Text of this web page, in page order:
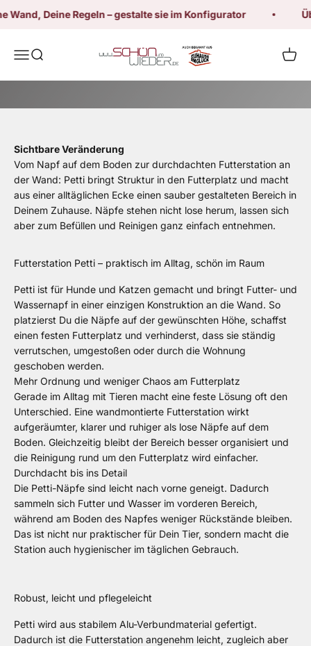
Deine Regeln – gestalte sie im Konfigurator
MenüSuche Schön und Wieder
Jetzt gestalten
Sichtbare Veränderung
Vom Napf auf dem Boden zur durchdachten Futterstation an
der Wand: Petti bringt Struktur in den Futterplatz und macht
aus einer alltäglichen Ecke einen sauber gestalteten Bereich in
Deinem Zuhause. Näpfe stehen nicht lose herum, lassen sich
aber zum Befüllen und Reinigen ganz einfach entnehmen.
Futterstation Petti – praktisch im Alltag, schön im Raum
Petti ist für Hunde und Katzen gemacht und bringt Futter- und
Wassernapf in einer einzigen Konstruktion an die Wand. So
platzierst Du die Näpfe auf der gewünschten Höhe, schaffst
einen festen Futterplatz und verhinderst, dass sie ständig
verrutschen, umgestoßen oder durch die Wohnung
geschoben werden.
Mehr Ordnung und weniger Chaos am Futterplatz
Gerade im Alltag mit Tieren macht eine feste Lösung oft den
Unterschied. Eine wandmontierte Futterstation wirkt
aufgeräumter, klarer und ruhiger als lose Näpfe auf dem
Boden. Gleichzeitig bleibt der Bereich besser organisiert und
die Reinigung rund um den Futterplatz wird einfacher.
Durchdacht bis ins Detail
Die Petti-Näpfe sind leicht nach vorne geneigt. Dadurch
sammeln sich Futter und Wasser im vorderen Bereich,
während am Boden des Napfes weniger Rückstände bleiben.
Das ist nicht nur praktischer für Dein Tier, sondern macht die
Station auch hygienischer im täglichen Gebrauch.
Robust, leicht und pflegeleicht
Petti wird aus stabilem Alu-Verbundmaterial gefertigt.
Dadurch ist die Futterstation angenehm leicht, zugleich aber